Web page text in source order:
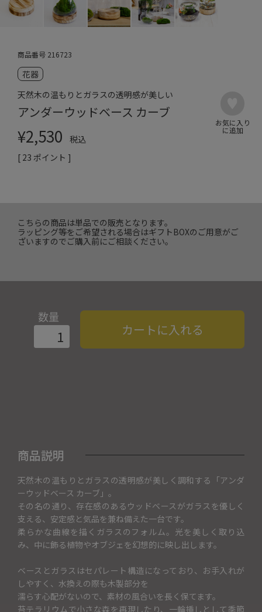
商品番号 216723
花器
天然木の温もりとガラスの透明感が美しい
アンダーウッドベース カーブ
¥2,530
税込
[ 23 ポイント ]
こちらの商品は単品での販売となります。
ラッピング等をご希望される場合はギフトBOXのご用意がご
ざいますのでご購入前にご相談ください。
数量
カートに入れる
商品説明
天然木の温もりとガラスの透明感が美しく調和する「アンダ
ーウッドベース カーブ」。
その名の通り、存在感のあるウッドベースがガラスを優しく
支える、安定感と気品を兼ね備えた一台です。
柔らかな曲線を描くガラスのフォルム。光を美しく取り込
み、中に飾る植物やオブジェを幻想的に映し出します。
ベースとガラスはセパレート構造になっており、お手入れが
しやすく、水換えの際も木製部分を
濡らす心配がないので、素材の風合いを長く保てます。
苔テラリウムで小さな森を再現したり、一輪挿しとして季節